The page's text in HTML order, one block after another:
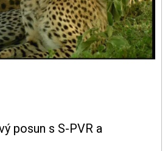
posun s S-PVR a